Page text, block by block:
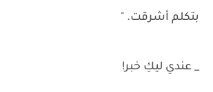
بتكلم أشرقت. "
_ عندي ليكِ خبر!